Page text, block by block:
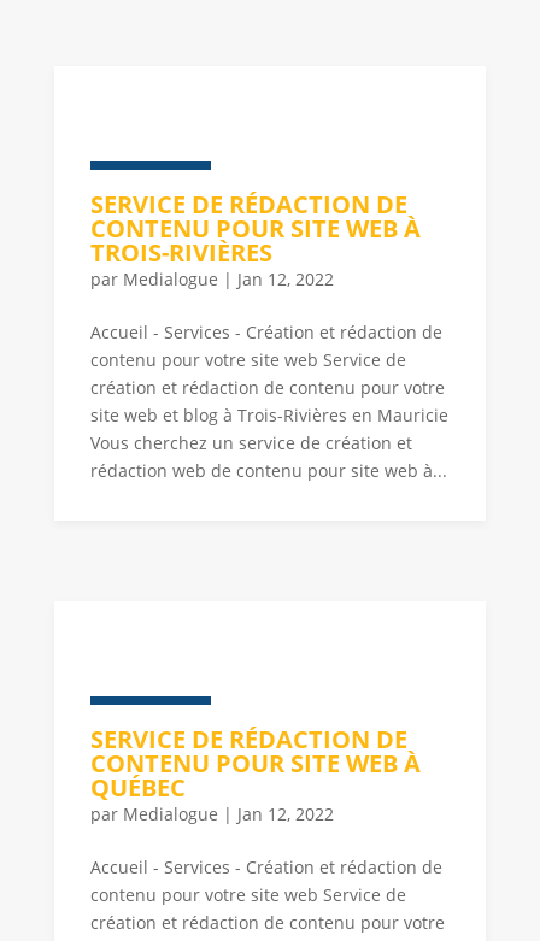
SERVICE DE RÉDACTION DE
CONTENU POUR SITE WEB À
TROIS-RIVIÈRES
par Medialogue | Jan 12, 2022
Accueil - Services - Création et rédaction de
contenu pour votre site web Service de
création et rédaction de contenu pour votre
site web et blog à Trois-Rivières en Mauricie
Vous cherchez un service de création et
rédaction web de contenu pour site web à...
SERVICE DE RÉDACTION DE
CONTENU POUR SITE WEB À
QUÉBEC
par Medialogue | Jan 12, 2022
Accueil - Services - Création et rédaction de
contenu pour votre site web Service de
création et rédaction de contenu pour votre